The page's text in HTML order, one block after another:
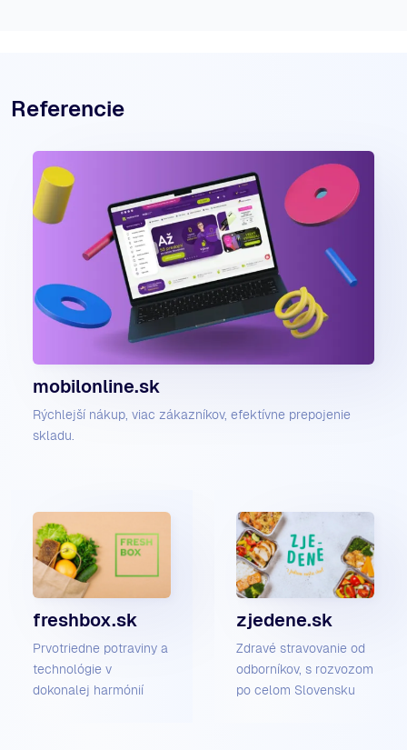
Referencie
mobilonline.sk
Rýchlejší nákup, viac zákazníkov, efektívne prepojenie
skladu.
freshbox.sk
Prvotriedne potraviny a
technológie v
dokonalej harmónií
zjedene.sk
Zdravé stravovanie od
odborníkov, s rozvozom
po celom Slovensku